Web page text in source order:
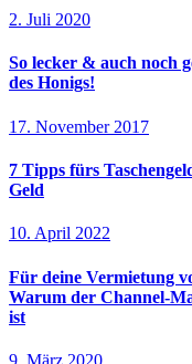
2. Juli 2020
So lecker & auch noch
des Honigs!
17. November 2017
7 Tipps fürs
Geld
10. April 2022
Für deine Vermietung
Warum der Channel-
ist
9. März 2020